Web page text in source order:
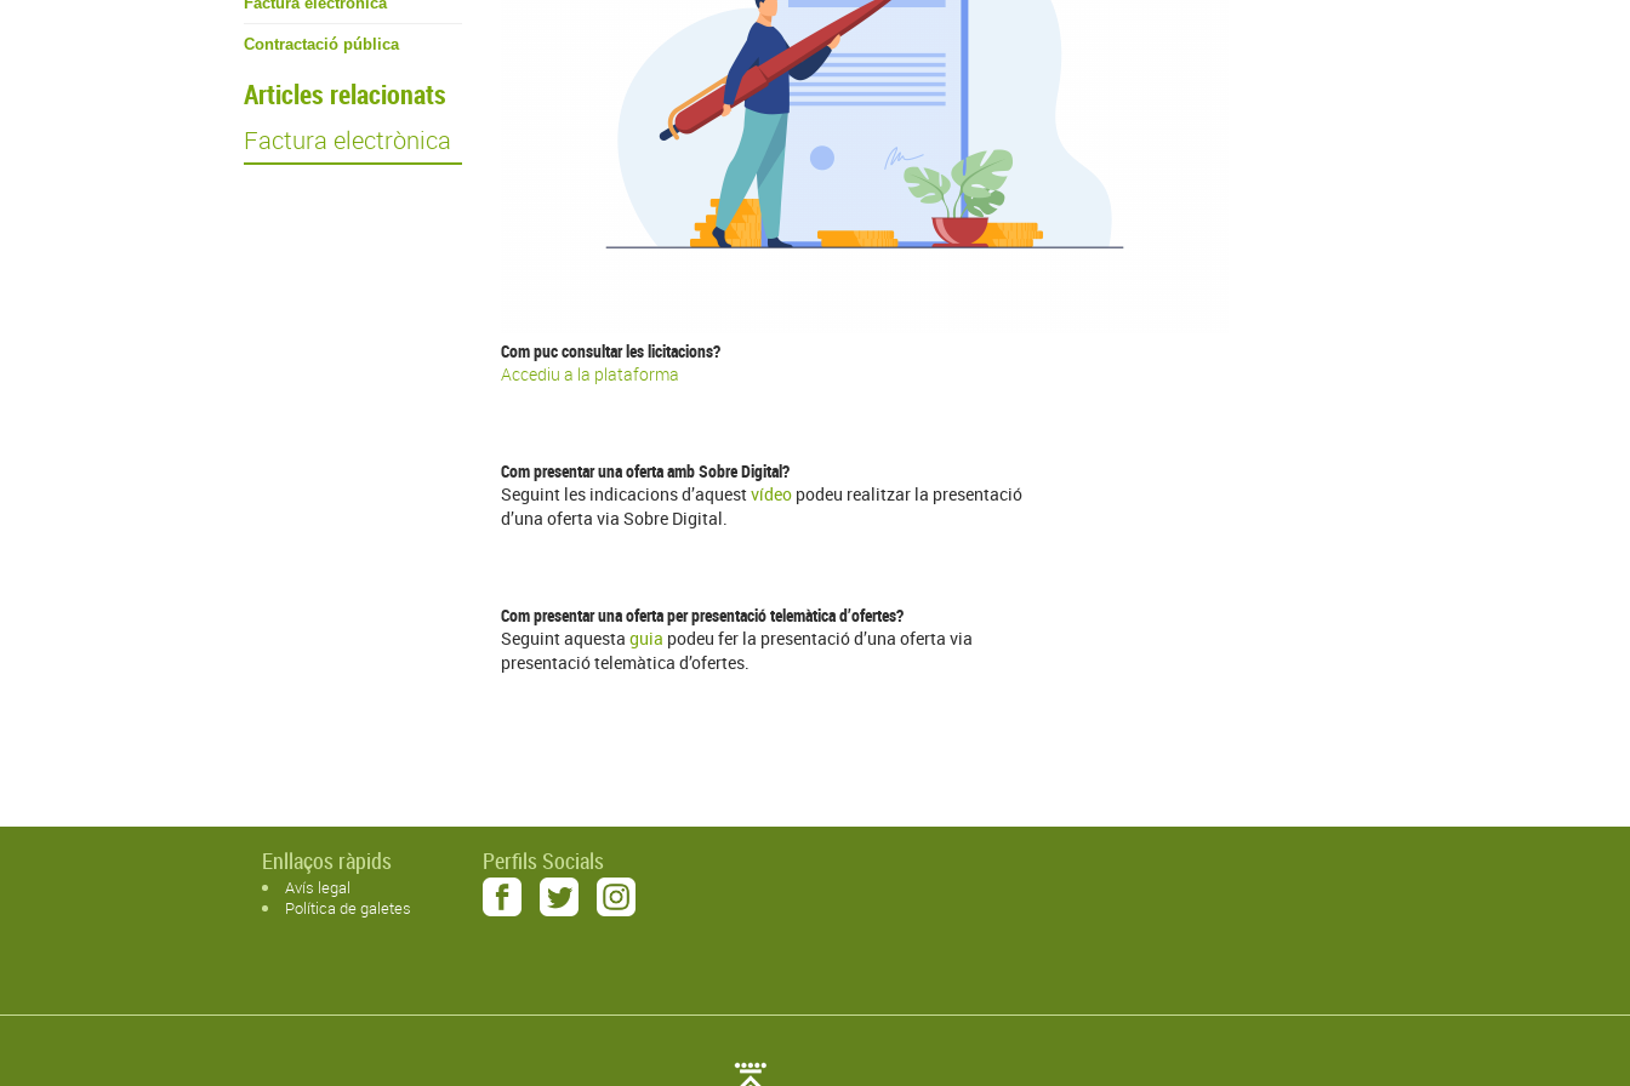
Contractació pública
Articles relacionats
Factura electrònica
Com puc consultar les licitacions?
Accediu a la plataforma
Com presentar una oferta amb Sobre Digital?
Seguint les indicacions d’aquestvídeo podeu realitzar la presentació
d’una oferta via Sobre Digital.
Com presentar una oferta per presentació telemàtica d’ofertes?
Seguint aquesta guia podeu fer la presentació d’una oferta via
presentació telemàtica d’ofertes.
Enllaços ràpids
Avís legal
Política de galetes
Perfils Socials